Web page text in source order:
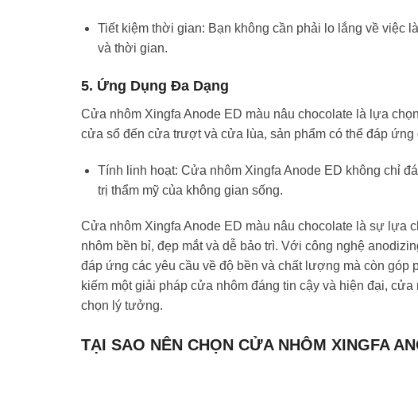
Tiết kiệm thời gian: Bạn không cần phải lo lắng về việc
và thời gian.
5. Ứng Dụng Đa Dạng
Cửa nhôm Xingfa Anode ED màu nâu chocolate là lựa
cửa sổ đến cửa trượt và cửa lùa, sản phẩm có thể đáp
Tính linh hoạt: Cửa nhôm Xingfa Anode ED không chỉ
trị thẩm mỹ của không gian sống.
Cửa nhôm Xingfa Anode ED màu nâu chocolate là sự lựa
nhôm bền bỉ, đẹp mắt và dễ bảo trì. Với công nghệ
đáp ứng các yêu cầu về độ bền và chất lượng mà còn góp
kiếm một giải pháp cửa nhôm đáng tin cậy và hiện đại,
chọn lý tưởng.
TẠI SAO NÊN CHỌN CỬA NHÔM XINGFA